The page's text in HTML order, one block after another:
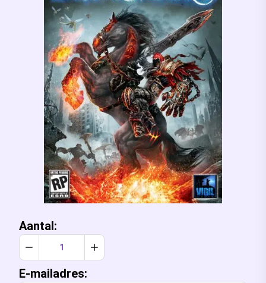
Aantal:
Verlaag aantal met 1Verhoog aantal met 1
E-mailadres: